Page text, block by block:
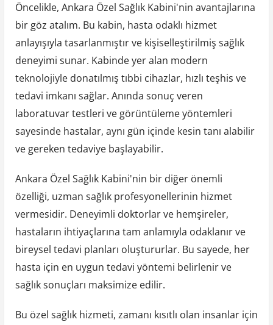
Öncelikle, Ankara Özel Sağlık Kabini'nin avantajlarına
bir göz atalım. Bu kabin, hasta odaklı hizmet
anlayışıyla tasarlanmıştır ve kişiselleştirilmiş sağlık
deneyimi sunar. Kabinde yer alan modern
teknolojiyle donatılmış tıbbi cihazlar, hızlı teşhis ve
tedavi imkanı sağlar. Anında sonuç veren
laboratuvar testleri ve görüntüleme yöntemleri
sayesinde hastalar, aynı gün içinde kesin tanı alabilir
ve gereken tedaviye başlayabilir.
Ankara Özel Sağlık Kabini'nin bir diğer önemli
özelliği, uzman sağlık profesyonellerinin hizmet
vermesidir. Deneyimli doktorlar ve hemşireler,
hastaların ihtiyaçlarına tam anlamıyla odaklanır ve
bireysel tedavi planları oluştururlar. Bu sayede, her
hasta için en uygun tedavi yöntemi belirlenir ve
sağlık sonuçları maksimize edilir.
Bu özel sağlık hizmeti, zamanı kısıtlı olan insanlar için